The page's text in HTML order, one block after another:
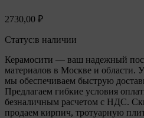
2730,00 ₽
Статус:в наличии
Керамосити — ваш надежный
материалов в Москве и области.
мы обеспечиваем быструю
Предлагаем гибкие условия
безналичным расчетом с НДС.
продаем кирпич, тротуарную